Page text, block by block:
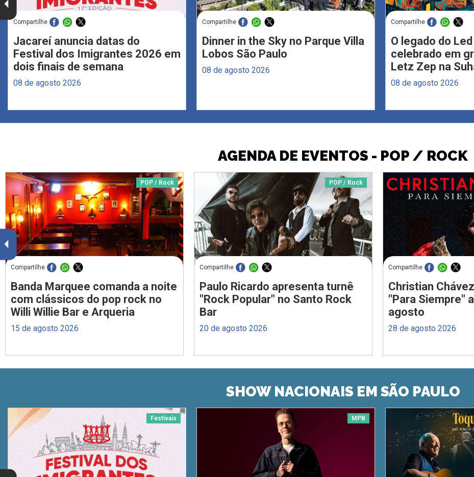
Compartilhe
Jacareí anuncia datas do
Festival dos Imigrantes 2026 em
dois finais de semana
08 de agosto 2026
Compartilhe
Dinner in the Sky no Parque Villa
Lobos São Paulo
08 de agosto 2026
Compartilhe
O legado do
celebrado em
Letz Zep na
08 de agosto 2026
AGENDA DE EVENTOS - POP / ROCK
POP / Rock
Compartilhe
Banda Marquee comanda a noite
com clássicos do pop rock no
Willi Willie Bar e Arqueria
15 de agosto 2026
POP / Rock
Compartilhe
Paulo Ricardo apresenta turnê
"Rock Popular" no Santo Rock
Bar
20 de agosto 2026
Compartilhe
Christian
"Para Siempre"
agosto
28 de agosto 2026
SHOW NACIONAIS EM SÃO PAULO
Festivais MPB